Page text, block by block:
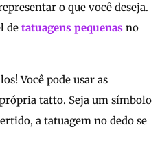
o que você deseja.
de tatuagens pequenas no
Você pode usar as
tatto. Seja um símbolo
a tatuagem no dedo se